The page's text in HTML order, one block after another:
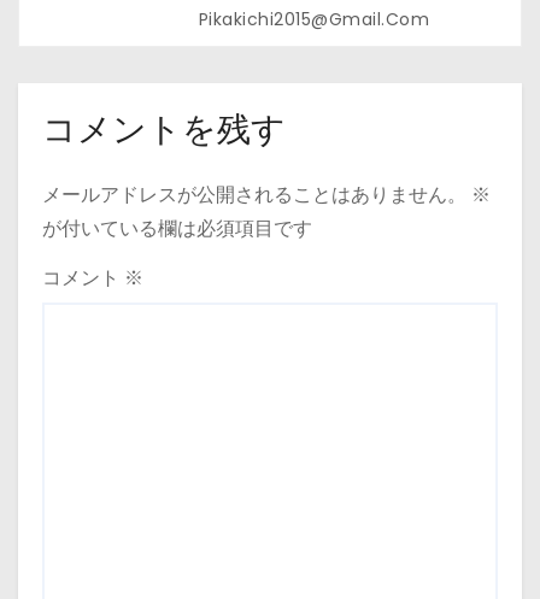
Pikakichi2015@gmail.com
コメントを残す
メールアドレスが公開されることはありません。
※
が付いている欄は必須項目です
コメント ※